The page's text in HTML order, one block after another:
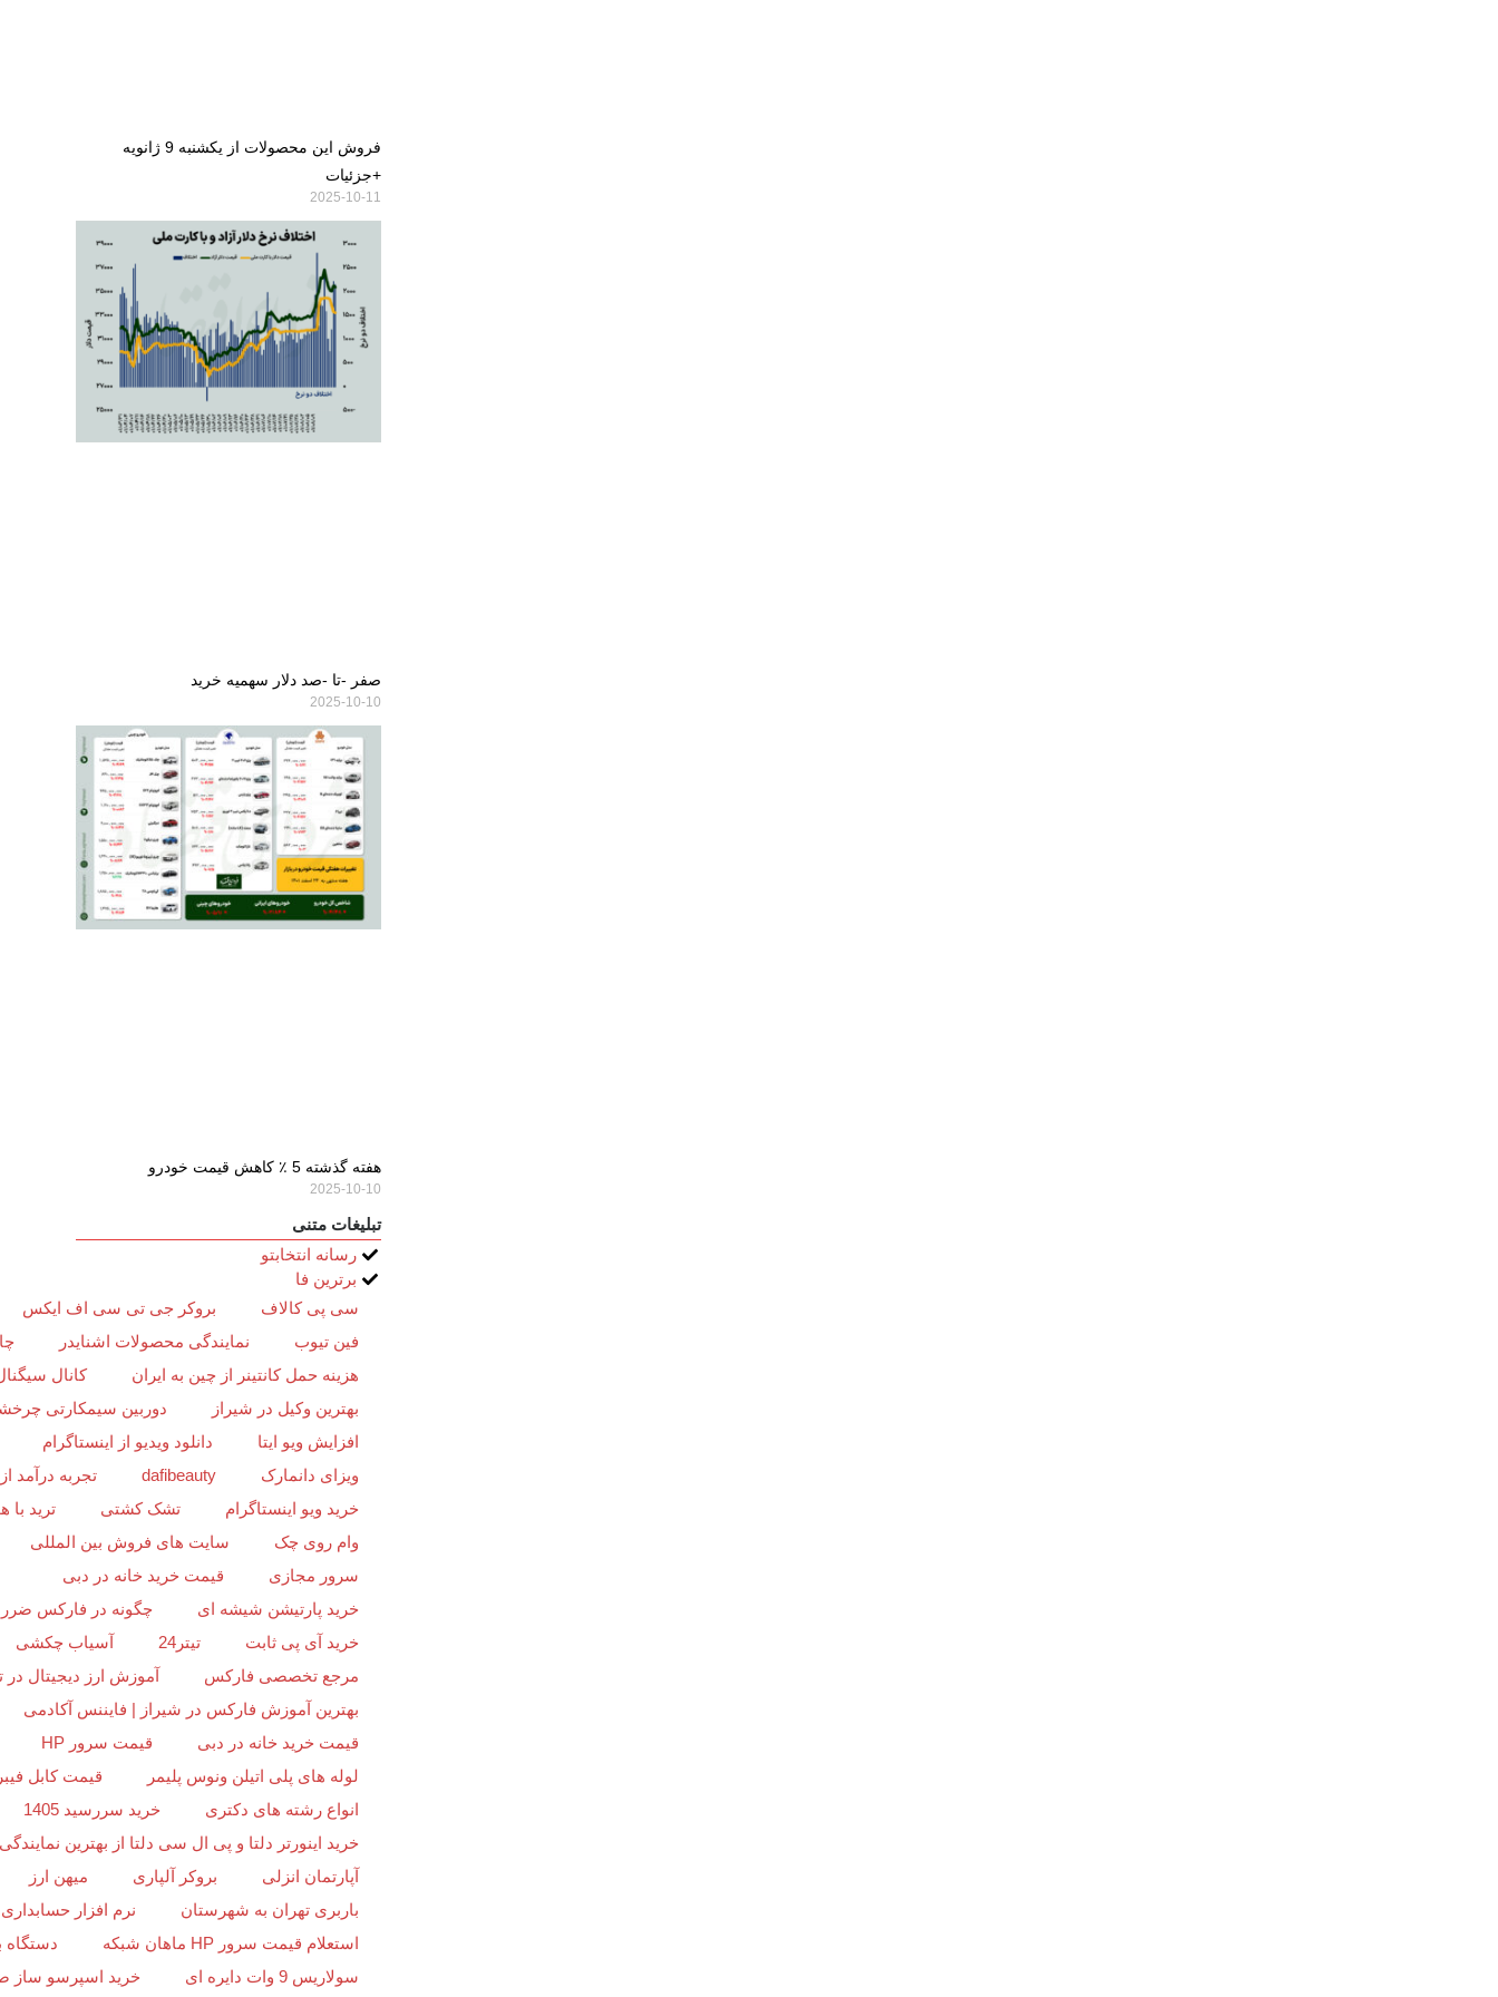
فروش این محصولات از یکشنبه 9 ژانویه
+جزئیات
2025-10-11
صفر -تا -صد دلار سهمیه خرید
2025-10-10
هفته گذشته 5 ٪ کاهش قیمت خودرو
2025-10-10
تبلیغات متنی
رسانه انتخابتو
برترین فا
سی پی کالاف
بروکر جی تی سی اف ایکس
فین تیوب
نمایندگی محصولات اشنایدر
هزینه حمل کانتینر از چین به ایران
کانال
بهترین وکیل در شیراز
دوربین سیمکارتی
افزایش ویو ایتا
دانلود ویدیو از اینستاگرام
ویزای دانمارک
dafibeauty
تجربه درآمد
خرید ویو اینستاگرام
تشک کشتی
ترید
وام روی چک
سایت های فروش بین المللی
سرور مجازی
قیمت خرید خانه در دبی
خرید پارتیشن شیشه ای
چگونه در فارکس ضرر
خرید آی پی ثابت
تیتر24
آسیاب چکشی
مرجع تخصصی فارکس
آموزش ارز دیجیتال در
بهترین آموزش فارکس در شیراز | فایننس آکادمی
قیمت خرید خانه در دبی
قیمت سرور HP
لوله های پلی اتیلن ونوس پلیمر
قیمت کابل
انواع رشته های دکتری
خرید سررسید 1405
خرید اینورتر دلتا و پی ال سی دلتا از بهترین نمایندگی
آپارتمان انزلی
بروکر آلپاری
میهن ارز
باربری تهران به شهرستان
نرم افزار حسابداری
استعلام قیمت سرور HP ماهان شبکه
دستگاه
سولاریس 9 وات دایره ای
خرید اسپرسو ساز